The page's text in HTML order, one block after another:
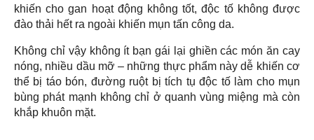
khiến cho gan hoạt động không tốt, độc tố không được
đào thải hết ra ngoài khiến mụn tấn công da.
Không chỉ vậy không ít bạn gái lại ghiền các món ăn cay
nóng, nhiều dầu mỡ – những thực phẩm này dễ khiến cơ
thể bị táo bón, đường ruột bị tích tụ độc tố làm cho mụn
bùng phát mạnh không chỉ ở quanh vùng miệng mà còn
khắp khuôn mặt.